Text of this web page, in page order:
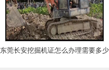
东莞长安挖掘机证怎么办理需要多少